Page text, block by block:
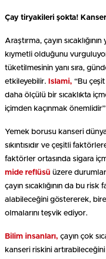
Çay tiryakileri şokta!
Araştırma, çayın
kıymetli olduğunu
tüketilmesinin yanı sıra,
etkileyebilir.
Islami, “Bu
daha ölçülü bir sıcaklıkta
içimden kaçınmak
Yemek borusu kanseri
sıkıntısıdır ve çeşitli
faktörler ortasında sigara
mide reflüsü üzere
çayın sıcaklığının da bu
alabileceğini göstererek,
olmalarını teşvik ediyor.
Bilim insanları, çayın çok
kanseri riskini